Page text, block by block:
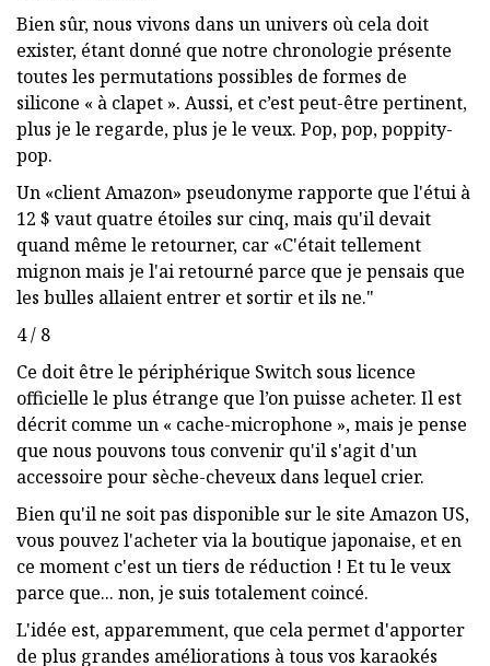
Bien sûr, nous vivons dans un univers où cela doit
exister, étant donné que notre chronologie présente
toutes les permutations possibles de formes de
silicone « à clapet ». Aussi, et c’est peut-être pertinent,
plus je le regarde, plus je le veux. Pop, pop, poppity-
pop.
Un «client Amazon» pseudonyme rapporte que l'étui à
12 $ vaut quatre étoiles sur cinq, mais qu'il devait
quand même le retourner, car «C'était tellement
mignon mais je l'ai retourné parce que je pensais que
les bulles allaient entrer et sortir et ils ne."
4 / 8
Ce doit être le périphérique Switch sous licence
officielle le plus étrange que l’on puisse acheter. Il est
décrit comme un « cache-microphone », mais je pense
que nous pouvons tous convenir qu'il s'agit d'un
accessoire pour sèche-cheveux dans lequel crier.
Bien qu'il ne soit pas disponible sur le site Amazon US,
vous pouvez l'acheter via la boutique japonaise, et en
ce moment c'est un tiers de réduction ! Et tu le veux
parce que... non, je suis totalement coincé.
L'idée est, apparemment, que cela permet d'apporter
de plus grandes améliorations à tous vos karaokés